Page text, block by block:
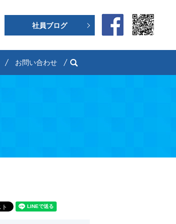
社員ブログ
お問い合わせ search